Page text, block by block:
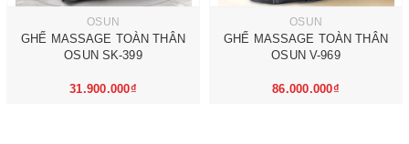
OSUN
GHẾ MASSAGE TOÀN THÂN
OSUN SK-399
31.900.000₫
OSUN
GHẾ MASSAGE TOÀN THÂN
OSUN V-969
86.000.000₫